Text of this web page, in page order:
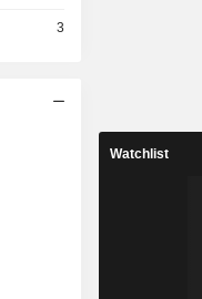
3
Watchlist